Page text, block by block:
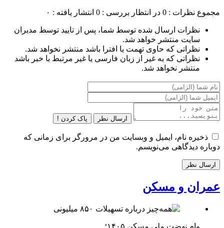
مجموع نظرات : 0 در انتظار بررسی : 0 انتشار یافته : ۰
نظرات ارسال شده توسط شما، پس از تایید توسط مدیران
سایت منتشر خواهد شد.
نظراتی که حاوی تهمت یا افترا باشد منتشر نخواهد شد.
نظراتی که به غیر از زبان فارسی یا غیر مرتبط با خبر باشد
منتشر نخواهد شد.
ارسال نظر پاک کردن !
ذخیره نام، ایمیل و وبسایت من در مرورگر برای زمانی که
دوباره دیدگاهی می‌نویسم.
عمران و مسکن